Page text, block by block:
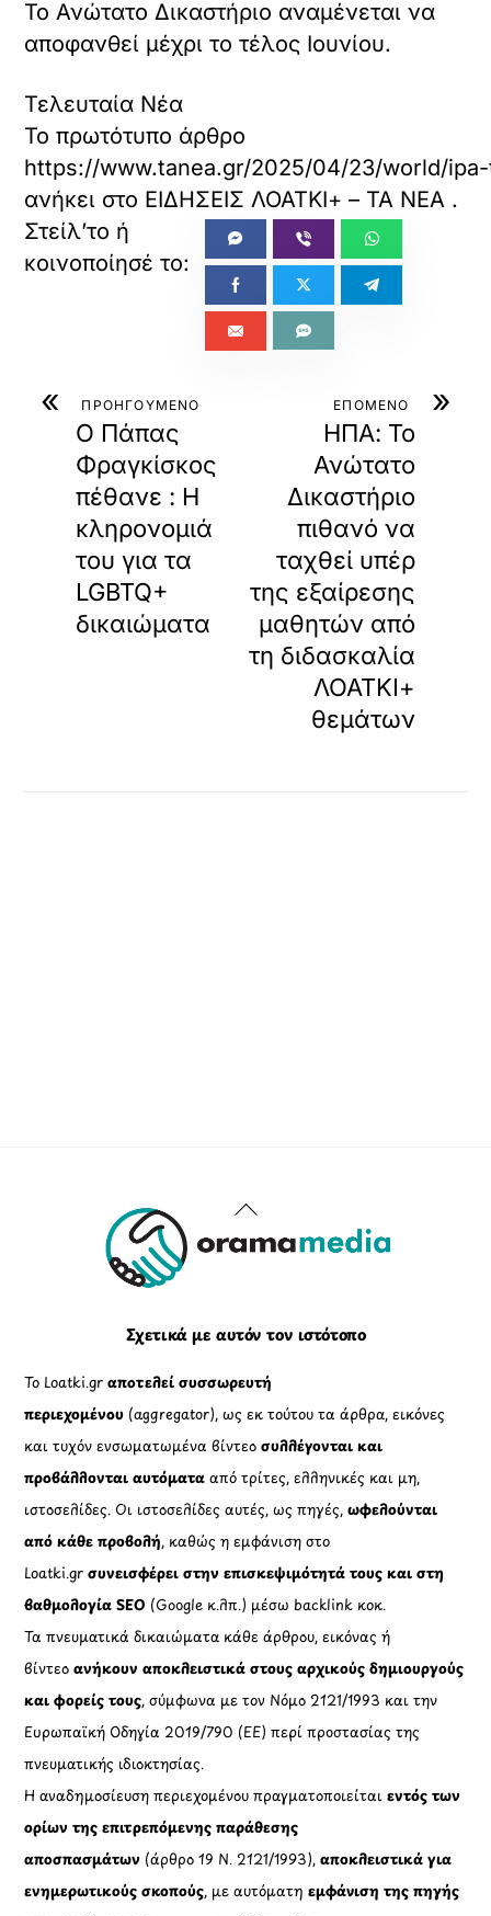
Το Ανώτατο Δικαστήριο αναμένεται να
αποφανθεί μέχρι το τέλος Ιουνίου.
Τελευταία Νέα
Το πρωτότυπο άρθρο
https://www.tanea.gr/2025/04/23/world/
ανήκει στο ΕΙΔΗΣΕΙΣ ΛΟΑΤΚΙ+ – ΤΑ ΝΕΑ .
« ΠΡΟΗΓΟΥΜΕΝΟ
Ο Πάπας
Φραγκίσκος
πέθανε : Η
κληρονομιά
του για τα
LGBTQ+
δικαιώματα
»
ΕΠΟΜΕΝΟ
ΗΠΑ: Το
Ανώτατο
Δικαστήριο
πιθανό να
ταχθεί υπέρ
της εξαίρεσης
μαθητών από
τη διδασκαλία
ΛΟΑΤΚΙ+
θεμάτων
Back
To
Σχετικά με αυτόν τον ιστότοπο
Το Loatki.grαποτελεί συσσωρευτή
περιεχομένου (aggregator), ως εκ τούτου τα άρθρα, εικόνες
και τυχόν ενσωματωμένα βίντεοσυλλέγονται και
προβάλλονται αυτόματααπό τρίτες, ελληνικές και μη,
ιστοσελίδες. Οι ιστοσελίδες αυτές, ως πηγές,ωφελούνται
από κάθε προβολή, καθώς η εμφάνιση στο
Loatki.gr συνεισφέρει στην επισκεψιμότητά τους και στη
βαθμολογία SEO (Google κ.λπ.) μέσω backlink κοκ.
Τα πνευματικά δικαιώματα κάθε άρθρου, εικόνας ή
βίντεοανήκουν αποκλειστικά στους αρχικούς δημιουργούς
και φορείς τους, σύμφωνα με τον Νόμο 2121/1993 και την
Ευρωπαϊκή Οδηγία 2019/790 (ΕΕ) περί προστασίας της
πνευματικής ιδιοκτησίας.
Η αναδημοσίευση περιεχομένου πραγματοποιείταιεντός των
ορίων της επιτρεπόμενης παράθεσης
αποσπασμάτων (άρθρο 19 Ν. 2121/1993), αποκλειστικά για
ενημερωτικούς σκοπούς, με αυτόματηεμφάνιση της πηγής